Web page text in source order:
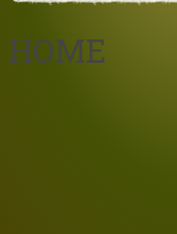
HOME